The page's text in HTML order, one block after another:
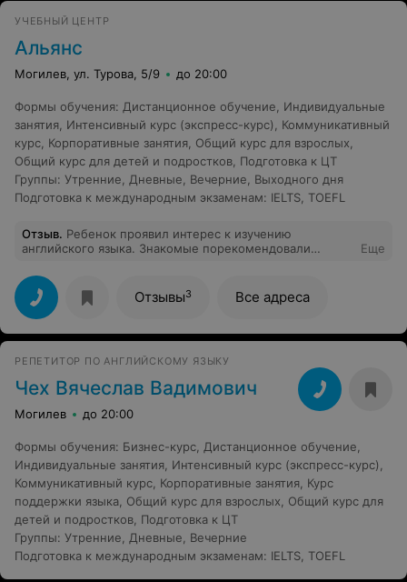
УЧЕБНЫЙ ЦЕНТР
Альянс
Могилев, ул. Турова, 5/9 до 20:00
Формы обучения: Дистанционное обучение, Индивидуальные
занятия, Интенсивный курс (экспресс-курс), Коммуникативный
курс, Корпоративные занятия, Общий курс для взрослых,
Общий курс для детей и подростков, Подготовка к ЦТ
Группы: Утренние, Дневные, Вечерние, Выходного дня
Подготовка к международным экзаменам: IELTS, TOEFL
Отзыв. Ребенок проявил интерес к изучению
английского языка. Знакомые порекомендовали
своим выбором, ребенок с огромным удовольствием
посещает занятия. Да и уровень знаний заметно вырос.
Спасибо преподавательскому составу, особенно
Карине Романовне.
Еще
Отзывы3 Все адреса
РЕПЕТИТОР ПО АНГЛИЙСКОМУ ЯЗЫКУ
Чех Вячеслав Вадимович
Могилев до 20:00
Формы обучения: Бизнес-курс, Дистанционное обучение,
Индивидуальные занятия, Интенсивный курс (экспресс-курс),
Коммуникативный курс, Корпоративные занятия, Курс
поддержки языка, Общий курс для взрослых, Общий курс для
детей и подростков, Подготовка к ЦТ
Группы: Утренние, Дневные, Вечерние
Подготовка к международным экзаменам: IELTS, TOEFL